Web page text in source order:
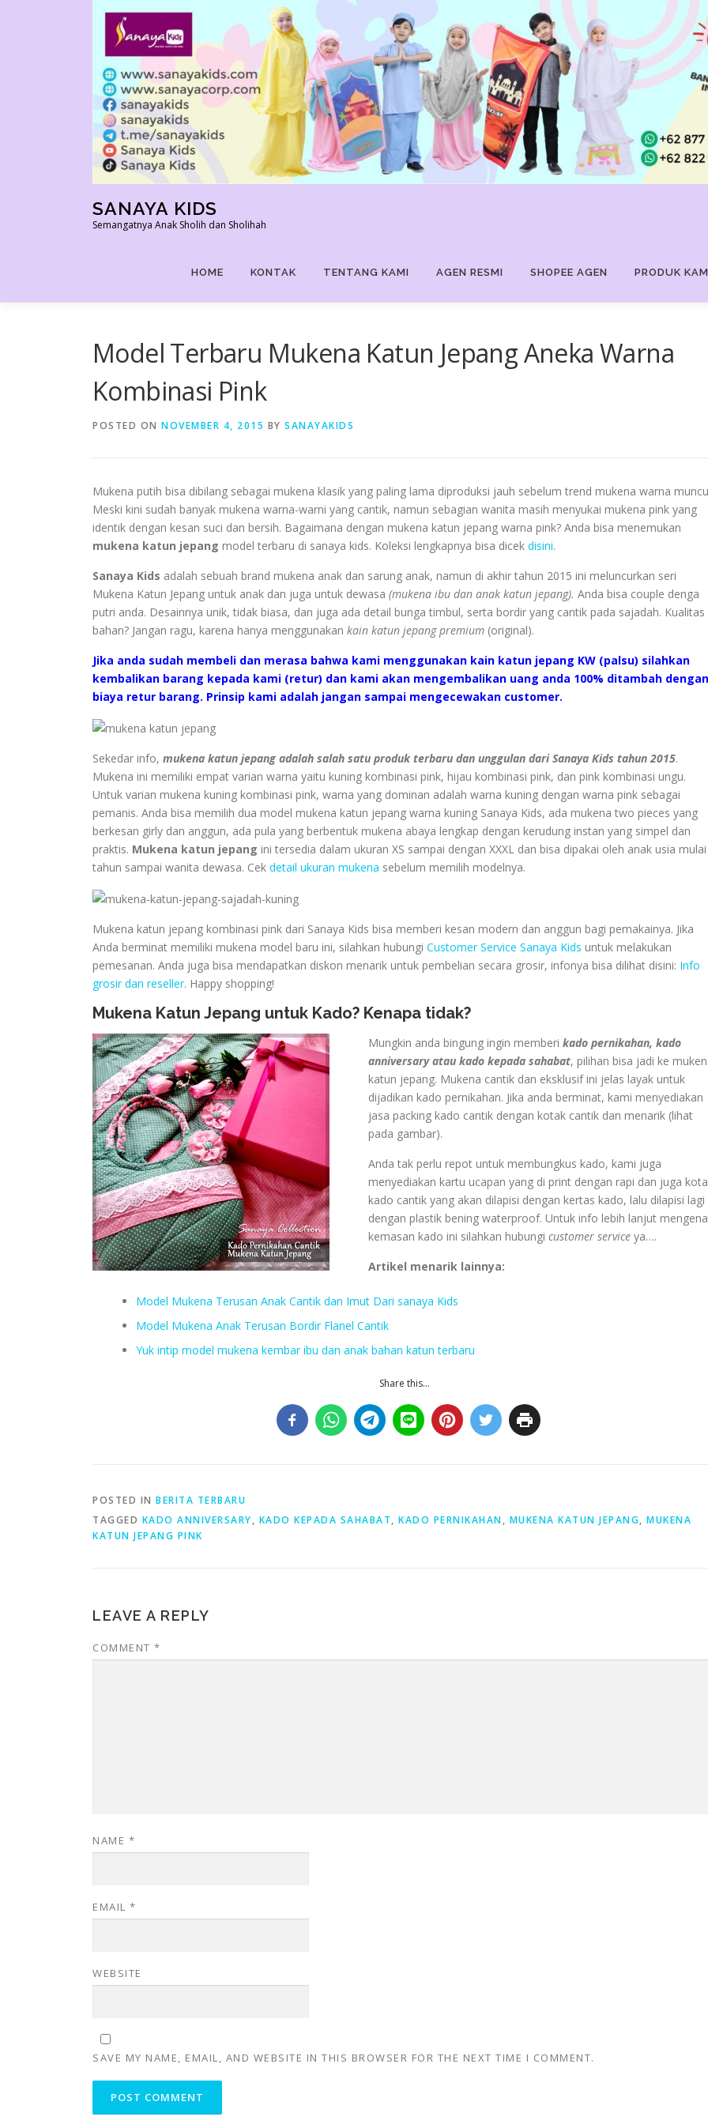
SANAYA KIDS
Semangatnya Anak Sholih dan Sholihah
HOME KONTAK TENTANG KAMI AGEN RESMI SHOPEE AGEN PRODUK
Model Terbaru Mukena Katun Jepang Aneka Warna
Kombinasi Pink
POSTED ON NOVEMBER 4, 2015 BY SANAYAKIDS
Mukena putih bisa dibilang sebagai mukena klasik yang paling lama diproduksi jauh sebelum trend mukena warna
Meski kini sudah banyak mukena warna-warni yang cantik, namun sebagian wanita masih menyukai mukena pink yang
identik dengan kesan suci dan bersih. Bagaimana dengan mukena katun jepang warna pink? Anda bisa menemukan
mukena katun jepang model terbaru di sanaya kids. Koleksi lengkapnya bisa dicek disini.
Sanaya Kids adalah sebuah brand mukena anak dan sarung anak, namun di akhir tahun 2015 ini meluncurkan seri
Mukena Katun Jepang untuk anak dan juga untuk dewasa (mukena ibu dan anak katun jepang). Anda bisa couple denga
putri anda. Desainnya unik, tidak biasa, dan juga ada detail bunga timbul, serta bordir yang cantik pada sajadah. Kualitas
bahan? Jangan ragu, karena hanya menggunakan kain katun jepang premium (original).
Jika anda sudah membeli dan merasa bahwa kami menggunakan kain katun jepang KW (palsu) silahkan
kembalikan barang kepada kami (retur) dan kami akan mengembalikan uang anda 100% ditambah dengan
biaya retur barang. Prinsip kami adalah jangan sampai mengecewakan customer.
Sekedar info, mukena katun jepang adalah salah satu produk terbaru dan unggulan dari Sanaya Kids tahun 2015.
Mukena ini memiliki empat varian warna yaitu kuning kombinasi pink, hijau kombinasi pink, dan pink kombinasi ungu.
Untuk varian mukena kuning kombinasi pink, warna yang dominan adalah warna kuning dengan warna pink sebagai
pemanis. Anda bisa memilih dua model mukena katun jepang warna kuning Sanaya Kids, ada mukena two pieces yang
berkesan girly dan anggun, ada pula yang berbentuk mukena abaya lengkap dengan kerudung instan yang simpel dan
praktis. Mukena katun jepang ini tersedia dalam ukuran XS sampai dengan XXXL dan bisa dipakai oleh anak usia
tahun sampai wanita dewasa. Cek detail ukuran mukena sebelum memilih modelnya.
Mukena katun jepang kombinasi pink dari Sanaya Kids bisa memberi kesan modern dan anggun bagi pemakainya. Jika
Anda berminat memiliki mukena model baru ini, silahkan hubungi Customer Service Sanaya Kids untuk melakukan
pemesanan. Anda juga bisa mendapatkan diskon menarik untuk pembelian secara grosir, infonya bisa dilihat disini: Info
grosir dan reseller. Happy shopping!
Mukena Katun Jepang untuk Kado? Kenapa tidak?
Mungkin anda bingung ingin memberi kado pernikahan, kado
anniversary atau kado kepada sahabat, pilihan bisa jadi ke
katun jepang. Mukena cantik dan eksklusif ini jelas layak untuk
dijadikan kado pernikahan. Jika anda berminat, kami menyediakan
jasa packing kado cantik dengan kotak cantik dan menarik (lihat
pada gambar).
Anda tak perlu repot untuk membungkus kado, kami juga
menyediakan kartu ucapan yang di print dengan rapi dan juga
kado cantik yang akan dilapisi dengan kertas kado, lalu dilapisi lagi
dengan plastik bening waterproof. Untuk info lebih lanjut
kemasan kado ini silahkan hubungi customer service ya….
Artikel menarik lainnya:
Model Mukena Terusan Anak Cantik dan Imut Dari sanaya Kids
Model Mukena Anak Terusan Bordir Flanel Cantik
Yuk intip model mukena kembar ibu dan anak bahan katun terbaru
Share this...
POSTED IN BERITA TERBARU
TAGGED KADO ANNIVERSARY, KADO KEPADA SAHABAT, KADO PERNIKAHAN, MUKENA KATUN JEPANG, MUKENA
KATUN JEPANG PINK
LEAVE A REPLY
COMMENT *
NAME *
EMAIL *
WEBSITE
SAVE MY NAME, EMAIL, AND WEBSITE IN THIS BROWSER FOR THE NEXT TIME I COMMENT.